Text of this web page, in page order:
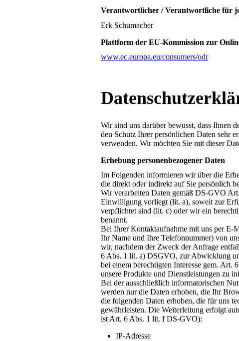
Verantwortlicher / Verantwortliche für
Erk Schumacher
Plattform der EU-Kommission zur
www.ec.europa.eu/consumers/odr
Wir sind uns darüber bewusst, dass Ihnen
den Schutz Ihrer persönlichen Daten sehr
verwenden. Wir möchten Sie mit dieser
Erhebung personenbezogener Daten
Im Folgenden informieren wir über die
die direkt oder indirekt auf Sie persönlich
Wir verarbeiten Daten gemäß DS-GVO
Einwilligung vorliegt (lit. a), soweit zur
verpflichtet sind (lit. c) oder wir ein
benannt.
Bei Ihrer Kontaktaufnahme mit uns per E-
Ihr Name und Ihre Telefonnummer) von
wir, nachdem der Zweck der Anfrage
6 Abs. 1 lit. a) DSGVO, zur Abwicklung
bei einem berechtigten Interesse gem.
unsere Produkte und Dienstleistungen zu
Bei der ausschließlich informatorischen
werden nur die Daten erhoben, die Ihr
die folgenden Daten erhoben, die für uns
gewährleisten. Die Weiterleitung erfolgt
ist Art. 6 Abs. 1 lit. f DS-GVO):
IP-Adresse